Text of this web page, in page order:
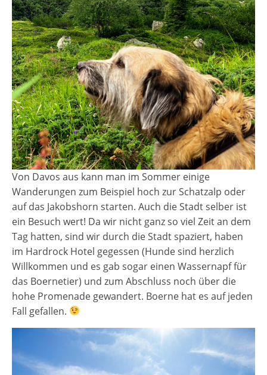
Von Davos aus kann man im Sommer einige
Wanderungen zum Beispiel hoch zur Schatzalp oder
auf das Jakobshorn starten. Auch die Stadt selber ist
ein Besuch wert! Da wir nicht ganz so viel Zeit an dem
Tag hatten, sind wir durch die Stadt spaziert, haben
im Hardrock Hotel gegessen (Hunde sind herzlich
Willkommen und es gab sogar einen Wassernapf für
das Boernetier) und zum Abschluss noch über die
hohe Promenade gewandert. Boerne hat es auf jeden
Fall gefallen.